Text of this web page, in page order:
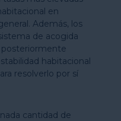
en
Además, los
de acogida
posteriormente
habitacional
resolverlo por sí
cantidad de